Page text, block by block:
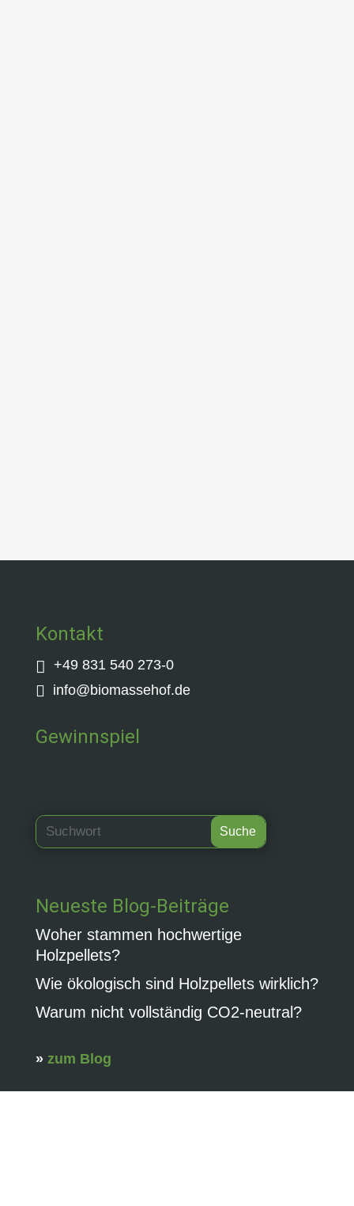
Kontakt
 +49 831 540 273-0
 info@biomassehof.de
Gewinnspiel
Neueste Blog-Beiträge
Woher stammen hochwertige
Holzpellets?
Wie ökologisch sind Holzpellets wirklich?
Warum nicht vollständig CO2-neutral?
» zum Blog